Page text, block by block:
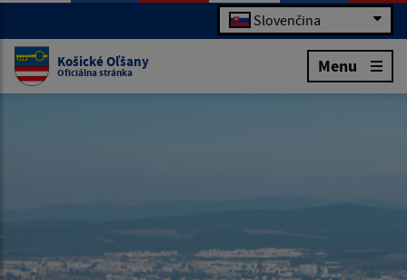
Slovenčina
Košické Oľšany
Oficiálna stránka Menu